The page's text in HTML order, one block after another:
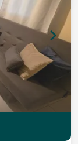
e demais
conforto